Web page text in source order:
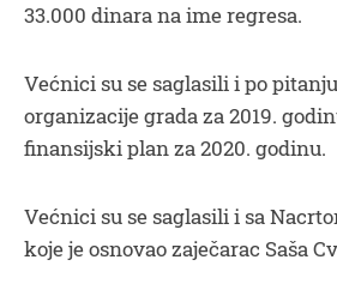
33.000 dinara na ime regresa.
Većnici su se saglasili i po
organizacije grada za 2019.
finansijski plan za 2020. godinu.
Većnici su se saglasili i sa
koje je osnovao zaječarac Saša